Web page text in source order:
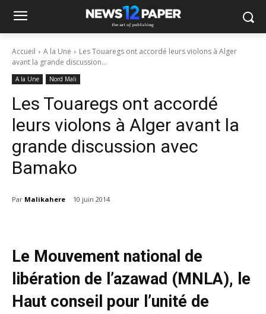
Accueil A la Une
Les Touaregs ont accordé leurs violons à Alger
avant la grande discussion...
A la Une Nord Mali
Les Touaregs ont accordé
leurs violons à Alger avant la
grande discussion avec
Bamako
Par Malikahere 10 juin 2014
Le Mouvement national de
libération de l’azawad (MNLA), le
Haut conseil pour l’unité de